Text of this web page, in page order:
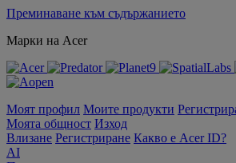
Преминаване към съдържанието
Марки на Acer
Моят профил Моите продукти
Моята общност Изход
Влизане Регистриране Какво е Acer ID?
AI